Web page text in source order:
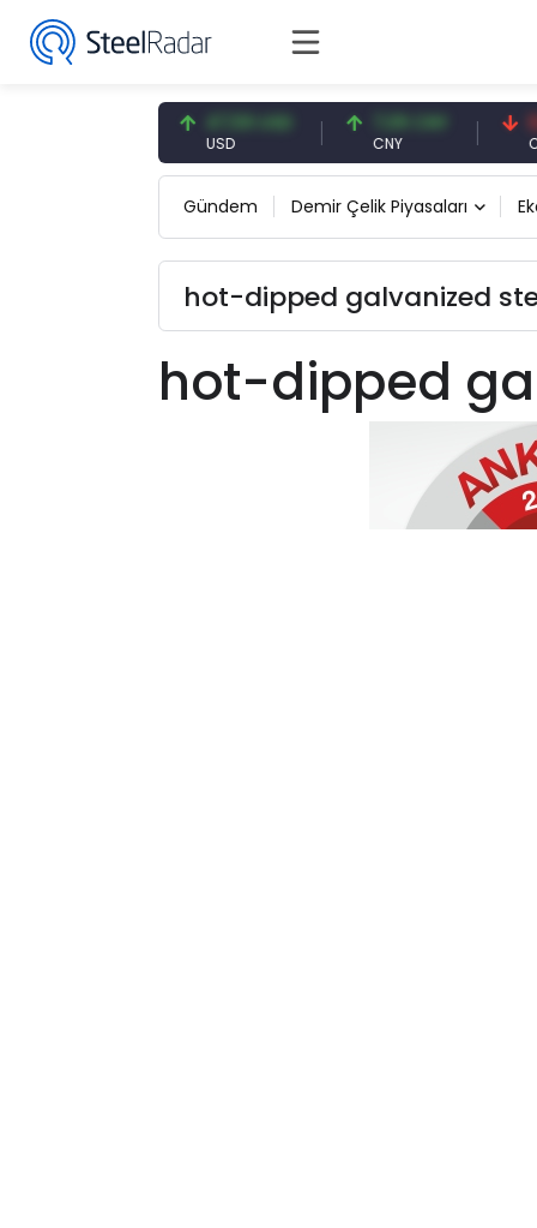
47,59 USD 7,09 CNY 0,13
CNY/
Gündem Demir Çelik Piyasaları
hot-dipped galvanized
hot-dipped